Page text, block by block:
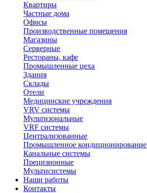
Квартиры
Частные дома
Офисы
Производственные помещения
Магазины
Серверные
Рестораны, кафе
Промышленные цеха
Здания
Склады
Отели
Медицинские учреждения
VRV системы
Мультизональные
VRF системы
Централизованные
Промышленное кондиционирование
Канальные системы
Прецизионные
Мультисистемы
Наши работы
Контакты